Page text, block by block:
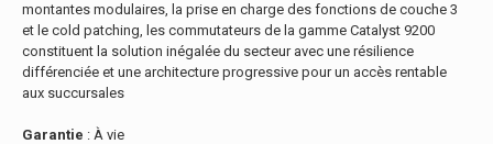
montantes modulaires, la prise en charge des fonctions de couche 3
et le cold patching, les commutateurs de la gamme Catalyst 9200
constituent la solution inégalée du secteur avec une résilience
différenciée et une architecture progressive pour un accès rentable
aux succursales
Garantie : À vie